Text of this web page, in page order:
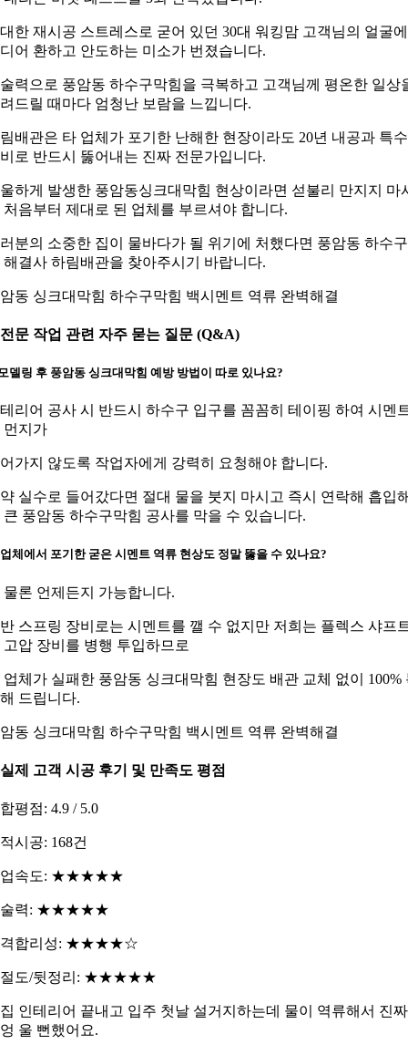
한 재시공 스트레스로 굳어 있던 30대 워킹맘 고객님의 얼굴에
어 환하고 안도하는 미소가 번졌습니다.
력으로 풍암동 하수구막힘을 극복하고 고객님께 평온한 일상
드릴 때마다 엄청난 보람을 느낍니다.
배관은 타 업체가 포기한 난해한 현장이라도 20년 내공과 특수
로 반드시 뚫어내는 진짜 전문가입니다.
하게 발생한 풍암동싱크대막힘 현상이라면 섣불리 만지지 마
처음부터 제대로 된 업체를 부르셔야 합니다.
분의 소중한 집이 물바다가 될 위기에 처했다면 풍암동 하수
해결사 하림배관을 찾아주시기 바랍니다.
동 싱크대막힘 하수구막힘 백시멘트 역류 완벽해결
문 작업 관련 자주 묻는 질문 (Q&A)
델링 후 풍암동 싱크대막힘 예방 방법이 따로 있나요?
리어 공사 시 반드시 하수구 입구를 꼼꼼히 테이핑 하여 시멘
먼지가
가지 않도록 작업자에게 강력히 요청해야 합니다.
실수로 들어갔다면 절대 물을 붓지 마시고 즉시 연락해 흡입
큰 풍암동 하수구막힘 공사를 막을 수 있습니다.
체에서 포기한 굳은 시멘트 역류 현상도 정말 뚫을 수 있나요?
물론 언제든지 가능합니다.
스프링 장비로는 시멘트를 깰 수 없지만 저희는 플렉스 샤프
고압 장비를 병행 투입하므로
업체가 실패한 풍암동 싱크대막힘 현장도 배관 교체 없이 100%
드립니다.
동 싱크대막힘 하수구막힘 백시멘트 역류 완벽해결
제 고객 시공 후기 및 만족도 평점
평점: 4.9 / 5.0
시공: 168건
업속도: ★★★★★
술력: ★★★★★
격합리성: ★★★★☆
절도/뒷정리: ★★★★★
인테리어 끝내고 입주 첫날 설거지하는데 물이 역류해서 진짜
울 뻔했어요.